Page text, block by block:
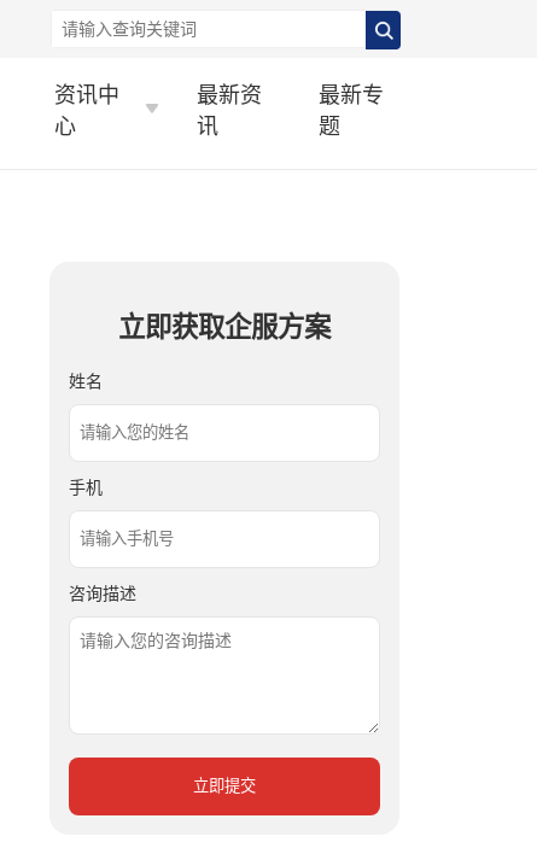
资讯中
心
最新资
讯
最新专
题
立即获取企服方案
姓名
手机
咨询描述
立即提交